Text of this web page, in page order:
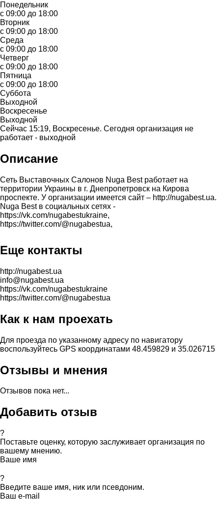
Понедельник
с 09:00 до 18:00
Вторник
с 09:00 до 18:00
Среда
с 09:00 до 18:00
Четверг
с 09:00 до 18:00
Пятница
с 09:00 до 18:00
Суббота
Выходной
Воскресенье
Выходной
Сейчас 15:19, Воскресенье. Сегодня организация не
работает - выходной
Описание
Сеть Выставочных Салонов Nuga Best работает на
территории Украины в г. Днепропетровск на Кирова
проспекте. У организации имеется сайт – http://nugabest.ua.
Nuga Best в социальных сетях -
https://vk.com/nugabestukraine,
https://twitter.com/@nugabestua,
Еще контакты
http://nugabest.ua
info@nugabest.ua
https://vk.com/nugabestukraine
https://twitter.com/@nugabestua
Как к нам проехать
Для проезда по указанному адресу по навигатору
воспользуйтесь GPS координатами 48.459829 и 35.026715
Отзывы и мнения
Отзывов пока нет...
Добавить отзыв
?
Поставьте оценку, которую заслуживает организация по
вашему мнению.
Ваше имя
?
Введите ваше имя, ник или псевдоним.
Ваш e-mail